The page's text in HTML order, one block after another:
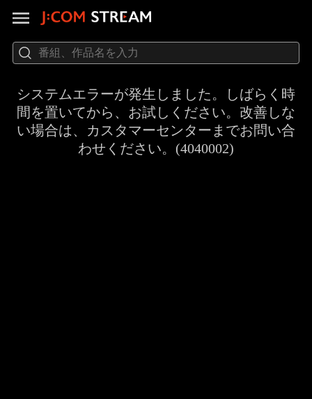
システムエラーが発生しました。しばらく時
間を置いてから、お試しください。改善しな
い場合は、カスタマーセンターまでお問い合
わせください。(4040002)